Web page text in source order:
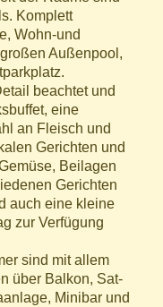
Komplett
Wohn-und
Außenpool,
beachtet und
eine
an Fleisch und
Gerichten und
Beilagen
Gerichten
auch eine kleine
zur Verfügung
sind mit allem
über Balkon, Sat-
Minibar und